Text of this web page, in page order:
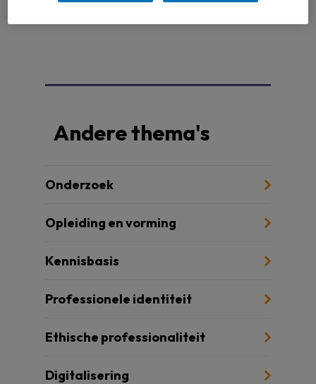
Andere thema's
Onderzoek
Opleiding en vorming
Kennisbasis
Professionele identiteit
Ethische professionaliteit
Digitalisering